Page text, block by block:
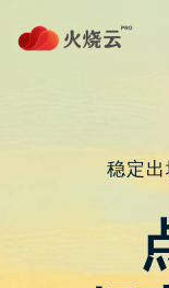
红海pro加速
目录
如何